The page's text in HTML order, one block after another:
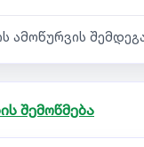
ამოწურვის
შემოწმება